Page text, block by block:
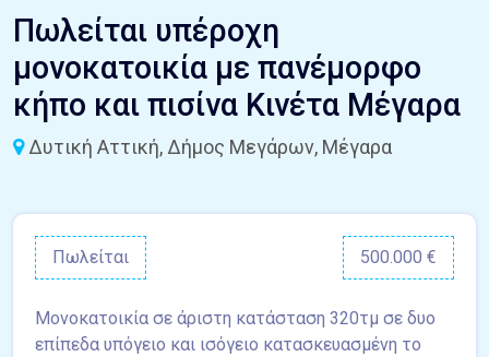
Πωλείται υπέροχη
μονοκατοικία με πανέμορφο
κήπο και πισίνα Κινέτα Μέγαρα
Δυτική Αττική, Δήμος Μεγάρων, Μέγαρα
Πωλείται 500.000 €
Μονοκατοικία σε άριστη κατάσταση 320τμ σε δυο
επίπεδα υπόγειο και ισόγειο κατασκευασμένη το